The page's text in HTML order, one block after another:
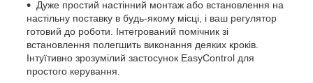
Дуже простий настінний монтаж або встановлення на
настільну поставку в будь-якому місці, і ваш регулятор
готовий до роботи. Інтегрований помічник зі
встановлення полегшить виконання деяких кроків.
Інтуїтивно зрозумілий застосунок EasyControl для
простого керування.